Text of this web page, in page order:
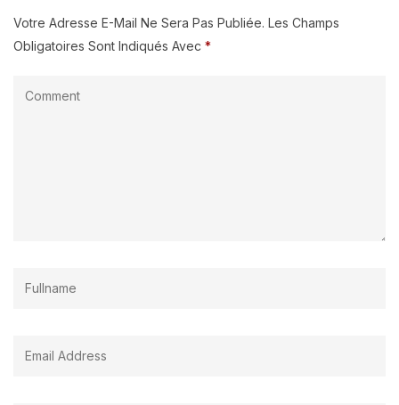
Votre Adresse E-Mail Ne Sera Pas Publiée. Les Champs
Obligatoires Sont Indiqués Avec *